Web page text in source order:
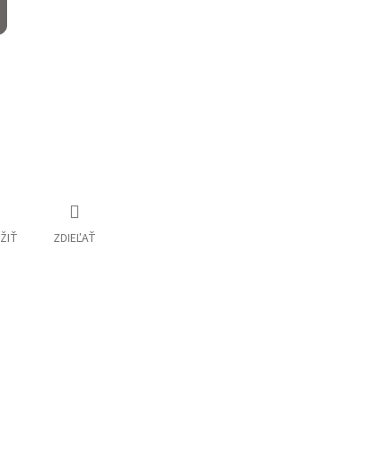
ZDIEĽAŤ